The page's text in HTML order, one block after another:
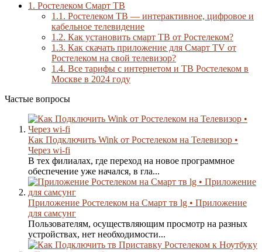
1. Ростелеком Смарт ТВ
1.1. Ростелеком ТВ — интерактивное, цифровое и
кабельное телевидение
1.2. Как установить смарт ТВ от Ростелеком?
1.3. Как скачать приложение для Смарт TV от
Ростелеком на свой телевизор?
1.4. Все тарифы с интернетом и ТВ Ростелеком в
Москве в 2024 году
Частые вопросы
Как Подключить Wink от Ростелеком на Телевизор •
Через wi-fi
В тех филиалах, где переход на новое программное
обеспечение уже начался, в гла...
Приложение Ростелеком на Смарт тв lg • Приложение
для самсунг
Пользователям, осуществляющим просмотр на разных
устройствах, нет необходимости...